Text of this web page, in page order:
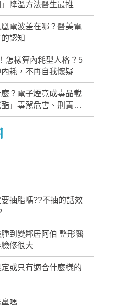
降溫方法醫生最推
電波差在哪？醫美電
認知
怎樣算內耗型人格？5
耗，不再自我懷疑
？電子煙竟成毒品載
」毒駕危害、刑責與
抽脂嗎??不抽的話效
到變鄰居阿伯 整形醫
修很大
或只有適合什麼樣的
嗎